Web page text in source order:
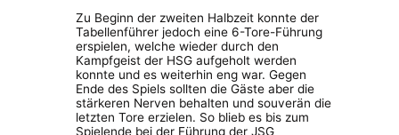
Zu Beginn der zweiten Halbzeit konnte der
Tabellenführer jedoch eine 6-Tore-Führung
erspielen, welche wieder durch den
Kampfgeist der HSG aufgeholt werden
konnte und es weiterhin eng war. Gegen
Ende des Spiels sollten die Gäste aber die
stärkeren Nerven behalten und souverän die
letzten Tore erzielen. So blieb es bis zum
Spielende bei der Führung der JSG